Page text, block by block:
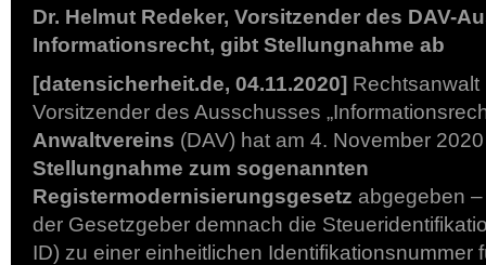
Dr. Helmut Redeker, Vorsitzender des DAV-
Informationsrecht, gibt Stellungnahme ab
[datensicherheit.de, 04.11.2020] Rechtsanwalt
Vorsitzender des Ausschusses
Anwaltvereins (DAV) hat am 4. November
Stellungnahme zum sogenannten
Registermodernisierungsgesetz abgegeben
der Gesetzgeber demnach die
ID) zu einer einheitlichen Identifikationsnummer